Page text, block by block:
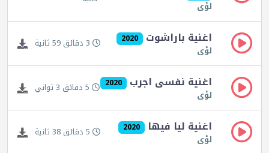
لؤى
اغنية باراشوت 2020
لؤى 3 دقائق 59 ثانية
اغنية نفسى اجرب 2020
لؤى 5 دقائق 3 ثواني
اغنية ليا فيها 2020
لؤى 5 دقائق 38 ثانية